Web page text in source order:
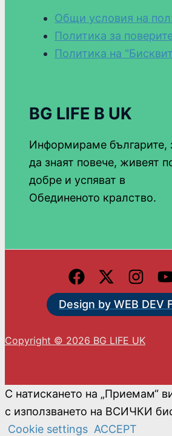
Общи условия на
Политика за
Политика на
BG LIFE В UK
Информираме българите,
да знаят повече, живеят
добре и успяват в
Обединеното кралство.
Design by WEB DEV
Copyright © 2026 BG LIFE UK
С натискането на „Приемам“
с използването на ВСИЧКИ
Cookie settings ACCEPT